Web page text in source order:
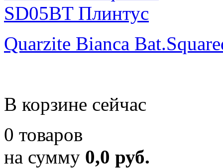
Quarzite Bianca
В корзине сейчас
0 товаров
на сумму 0,0 руб.